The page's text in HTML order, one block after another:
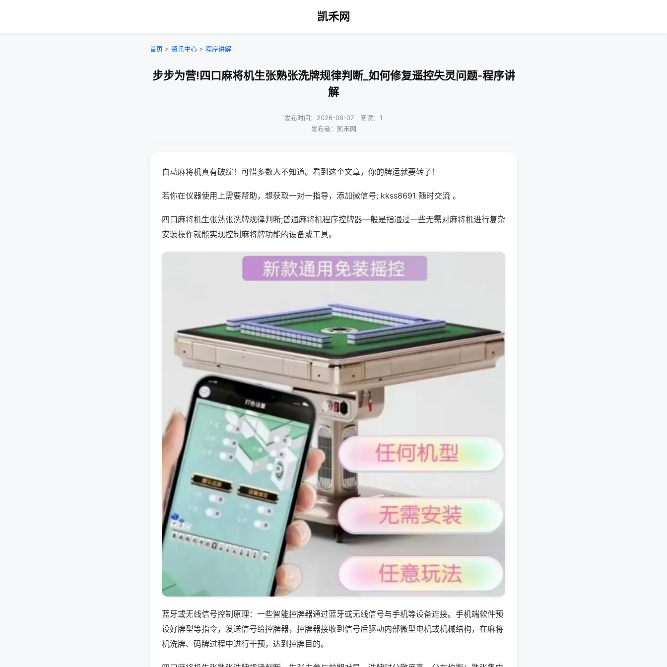
凯禾网
首页 > 资讯中心 > 程序讲解
步步为营!四口麻将机生张熟张洗牌规律判断_如何修复遥控失灵问题-程序讲
解
发布时间：2026-08-07｜阅读：1
发布者：凯禾网
自动麻将机真有破绽！可惜多数人不知道。看到这个文章，你的牌运就要转了！
若你在仪器使用上需要帮助，想获取一对一指导，添加微信号; kkss8691 随时交流 。
四口麻将机生张熟张洗牌规律判断;普通麻将机程序控牌器一般是指通过一些无需对麻将机进行复杂
安装操作就能实现控制麻将牌功能的设备或工具。
蓝牙或无线信号控制原理：一些智能控牌器通过蓝牙或无线信号与手机等设备连接。手机端软件预
设好牌型等指令，发送信号给控牌器，控牌器接收到信号后驱动内部微型电机或机械结构，在麻将
机洗牌、码牌过程中进行干预，达到控牌目的。